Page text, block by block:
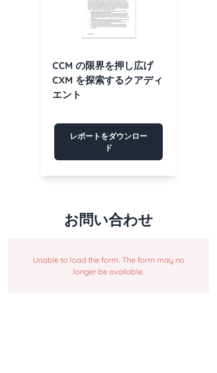
CCM の限界を押し広げ
CXM を探索するクアディ
エント
レポートをダウンロー
ド
お問い合わせ
Unable to load the form. The form may no
longer be available.